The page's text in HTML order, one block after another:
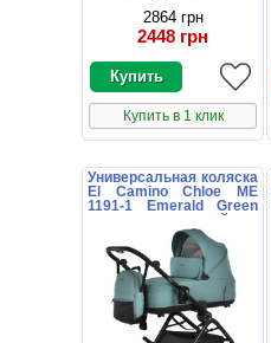
2864 грн
2448 грн
Купить в 1 клик
Универсальная коляска
El Camino Chloe ME
1191-1 Emerald Green
зеленая с сумочкой